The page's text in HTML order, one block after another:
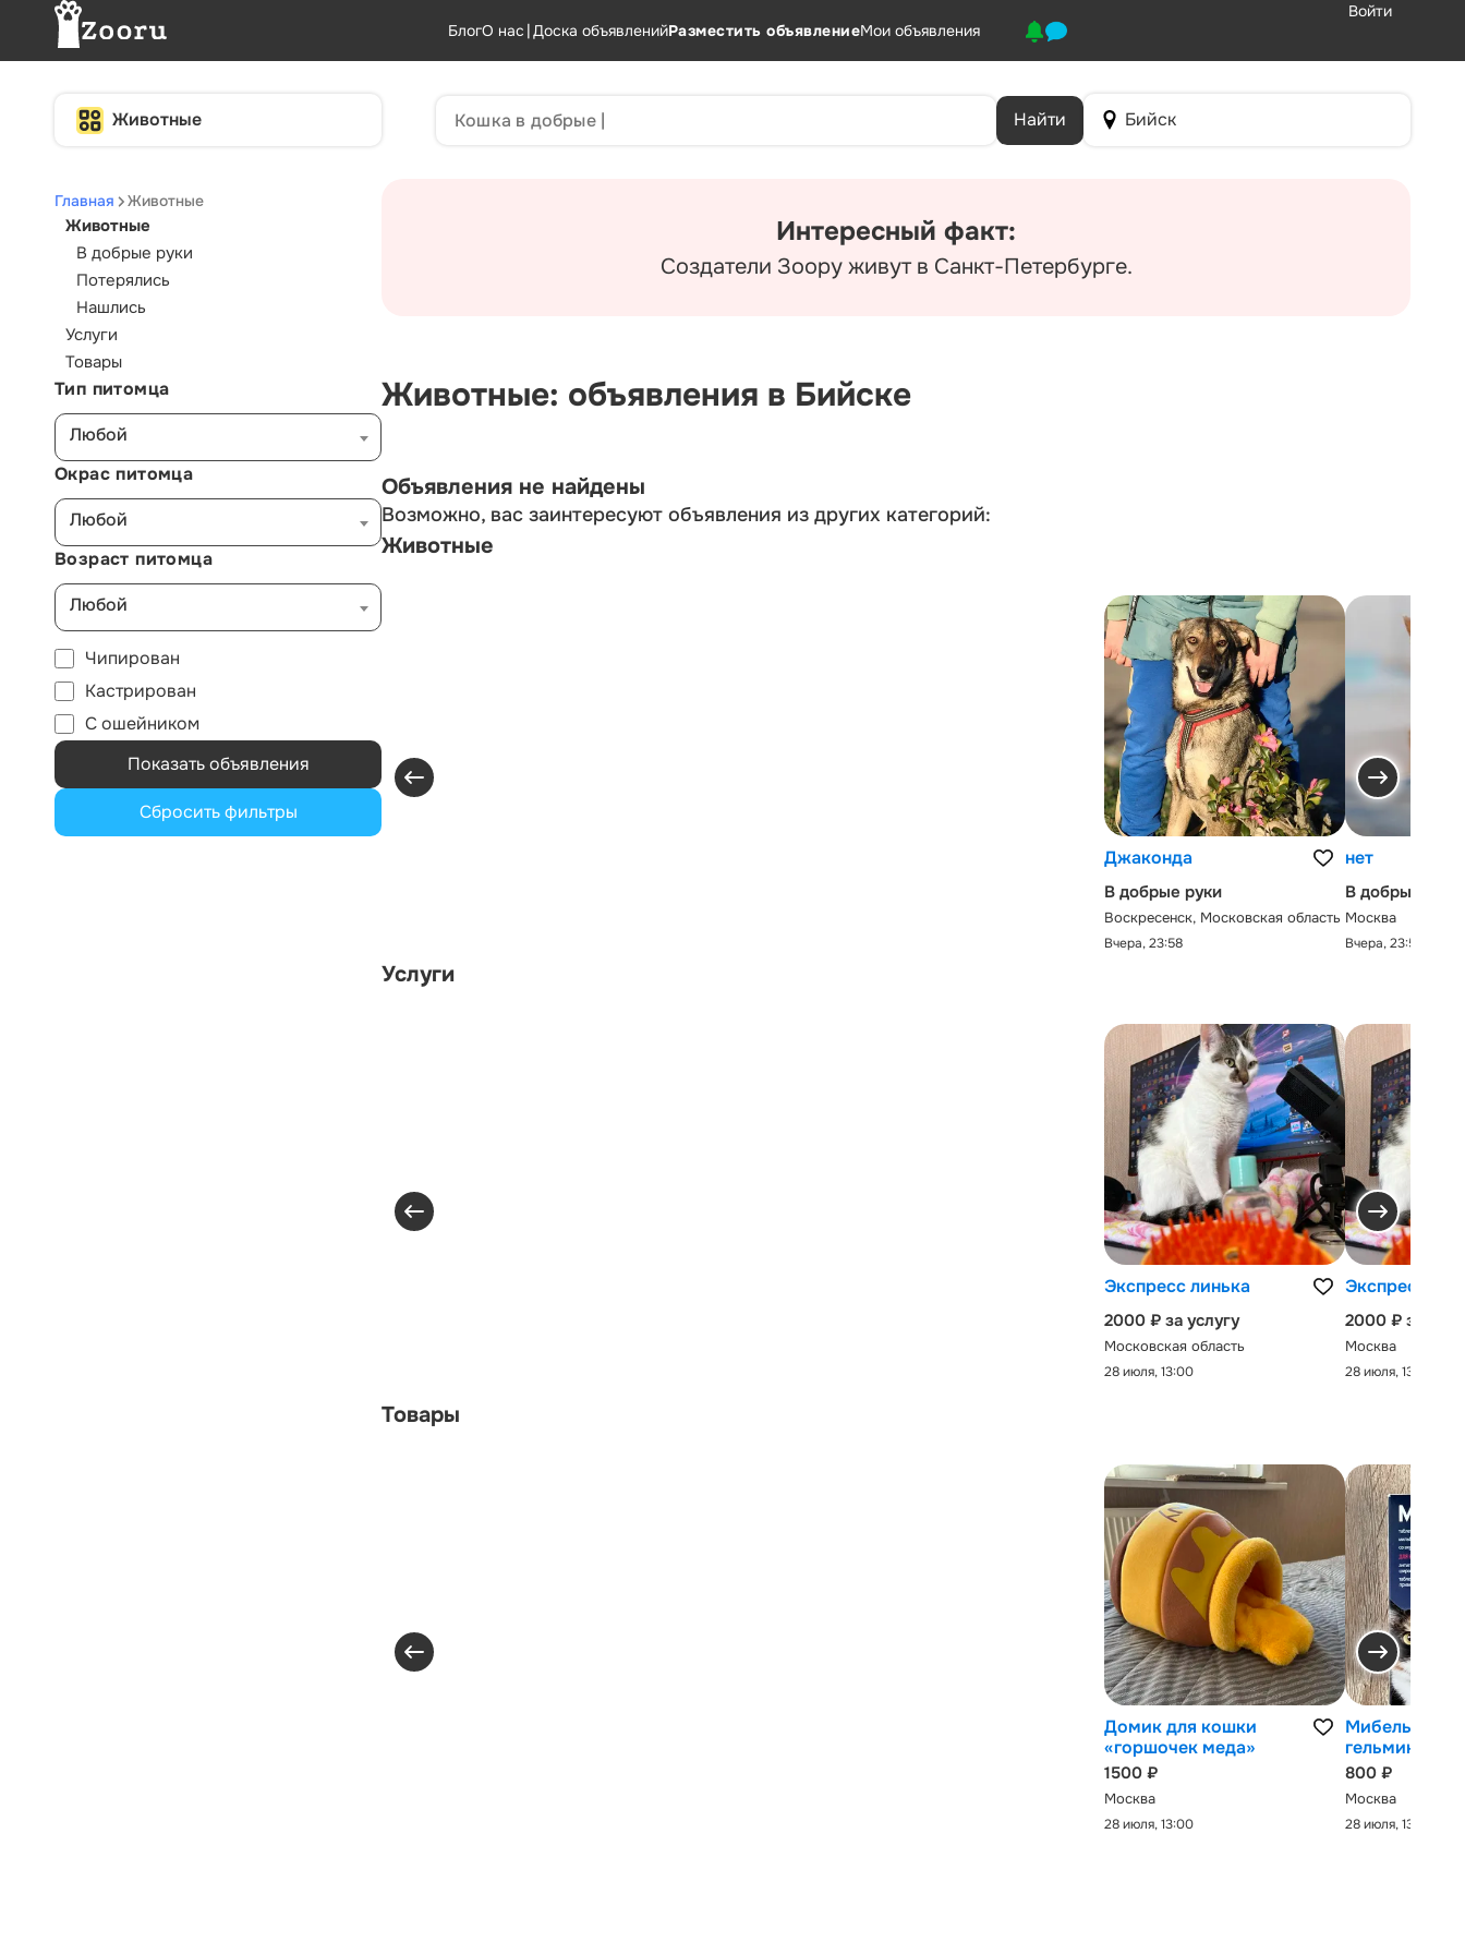
БлогО нас |Доска объявленийРазместить объявлениеМои объявления
Войти
Животные Найти Бийск
Главная Животные
Животные
В добрые руки
Потерялись
Нашлись
Услуги
Товары
Тип питомца
Любой
Окрас питомца
Любой
Возраст питомца
Любой
Чипирован
Кастрирован
С ошейником
Показать объявления
Сбросить фильтры
Интересный факт:
Создатели Зоору живут в Санкт-Петербурге.
Животные: объявления в Бийске
Объявления не найдены
Возможно, вас заинтересуют объявления из других категорий:
Животные
Джаконда
В добрые руки
Воскресенск, Московская область
Вчера, 23:58
нет
В добрые руки
Москва
Вчера, 23:58
Услуги
Экспресс линька
2000 ₽ за услугу
Московская область
28 июля, 13:00
Экспресс-
2000 ₽ за
Москва
28 июля, 13:00
Товары
Домик для кошки
«горшочек меда»
1500 ₽
Москва
28 июля, 13:00
Мибельмакс
гельминтов
800 ₽
Москва
28 июля, 13:00